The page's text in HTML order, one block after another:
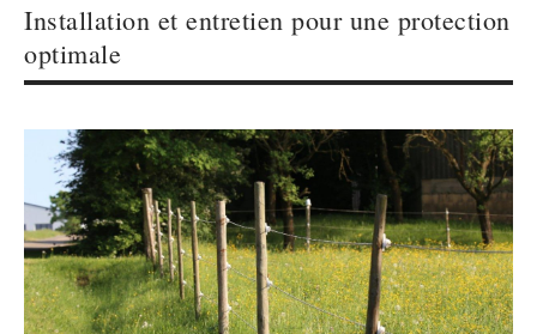
Installation et entretien pour une protection
optimale